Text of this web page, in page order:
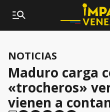
NOTICIAS
Maduro carga
«trocheros»
vienen a